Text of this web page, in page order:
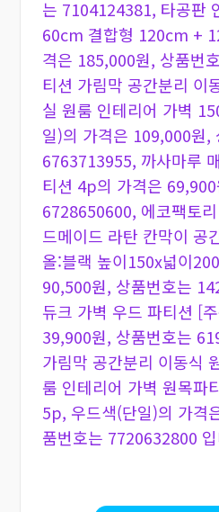
는 7104124381, 타공판
60cm 결합형 120cm +
격은 185,000원, 상품번
티션 가림막 공간분리 이
실 원룸 인테리어 가벽
일)의 가격은 109,000원,
6763713955, 까사마루
티션 4p의 가격은
6728650600, 에코팩토
드메이드 라탄 칸막이 공
올:블랙 높이150x넓이
90,500원, 상품번호는
듀크 가벽 우드 파티션 [
39,900원, 상품번호는
가림막 공간분리 이동식
룸 인테리어 가벽 원목파
5p, 우드색(단일)의 가격
품번호는 7720632800